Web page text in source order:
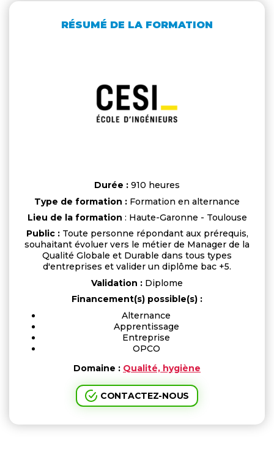
RÉSUMÉ DE LA FORMATION
Durée : 910 heures
Type de formation : Formation en alternance
Lieu de la formation : Haute-Garonne - Toulouse
Public :Toute personne répondant aux prérequis,
souhaitant évoluer vers le métier de Manager de la
Qualité Globale et Durable dans tous types
d'entreprises et valider un diplôme bac +5.
Validation : Diplome
Financement(s) possible(s) :
Alternance
Apprentissage
Entreprise
OPCO
Domaine : Qualité, hygiène
CONTACTEZ-NOUS